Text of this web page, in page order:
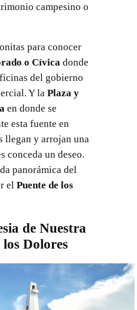
campesino o
para conocer
o Cívicadonde
del gobierno
Y la Plaza y
en donde se
esta fuente en
llegan y arrojan una
conceda un deseo.
panorámica del
el Puente de los
de Nuestra
los Dolores